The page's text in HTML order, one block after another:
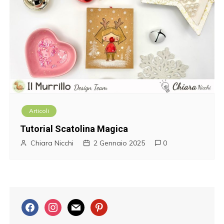
Articoli
Tutorial Scatolina Magica
Chiara Nicchi 2 Gennaio 2025 0
f
a
i
n
m
a
p